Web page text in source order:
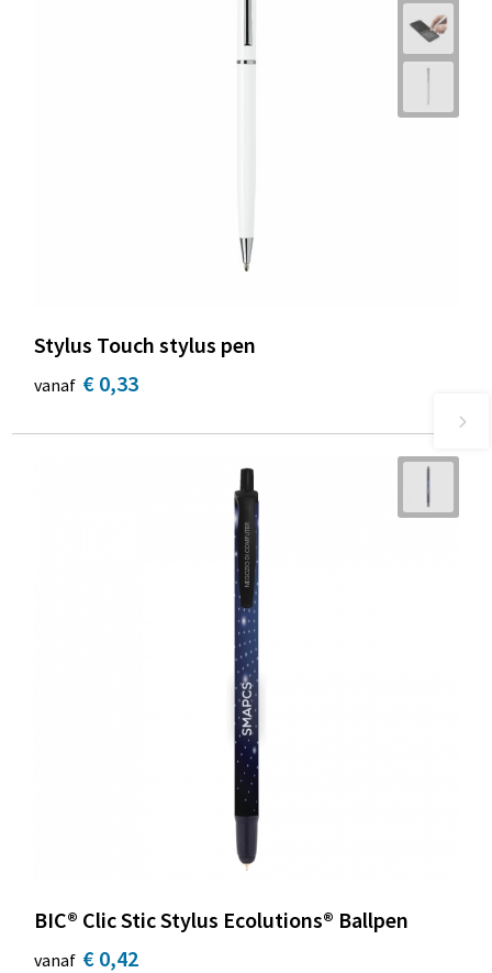
Stylus Touch stylus pen
vanaf € 0,33
BIC® Clic Stic Stylus Ecolutions® Ballpen
vanaf € 0,42